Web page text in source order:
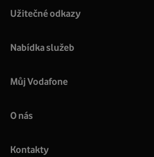
COMPAL CH7465VF
silný signál pro celou domácnost.
Užitečné odkazy
Nabídka služeb
Můj Vodafone
O nás
Kontakty